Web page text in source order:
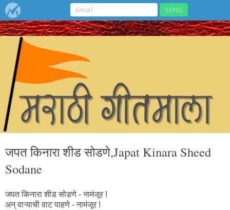
जपत किनारा शीड सोडणे,Japat Kinara Sheed
Sodane
जपत किनारा शीड सोडणे - नामंजूर !
अन्‌ वाऱ्याची वाट पाहणे - नामंजूर !